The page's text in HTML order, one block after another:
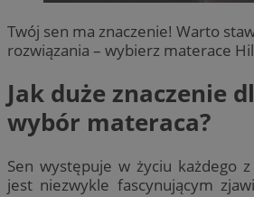
Twój sen ma znaczenie! Warto
rozwiązania – wybierz materace
Jak duże znaczenie
wybór materaca?
Sen występuje w życiu każdego
jest niezwykle fascynującym